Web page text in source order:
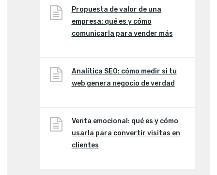
Propuesta de valor de una
empresa: qué es y cómo
comunicarla para vender más
Analítica SEO: cómo medir si tu
web genera negocio de verdad
Venta emocional: qué es y cómo
usarla para convertir visitas en
clientes